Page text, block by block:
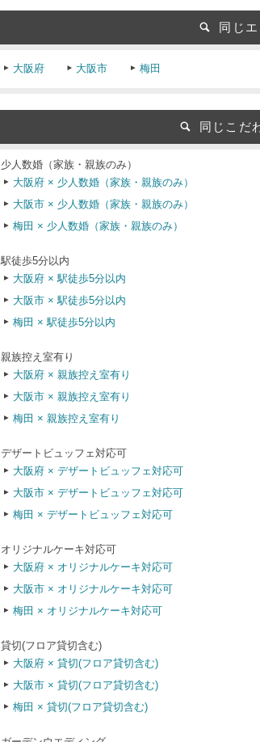
同じ
大阪府 大阪市 梅田
同じこだ
少人数婚（家族・親族のみ）
大阪府 × 少人数婚（家族・親族のみ）
大阪市 × 少人数婚（家族・親族のみ）
梅田 × 少人数婚（家族・親族のみ）
駅徒歩5分以内
大阪府 × 駅徒歩5分以内
大阪市 × 駅徒歩5分以内
梅田 × 駅徒歩5分以内
親族控え室有り
大阪府 × 親族控え室有り
大阪市 × 親族控え室有り
梅田 × 親族控え室有り
デザートビュッフェ対応可
大阪府 × デザートビュッフェ対応可
大阪市 × デザートビュッフェ対応可
梅田 × デザートビュッフェ対応可
オリジナルケーキ対応可
大阪府 × オリジナルケーキ対応可
大阪市 × オリジナルケーキ対応可
梅田 × オリジナルケーキ対応可
貸切(フロア貸切含む)
大阪府 × 貸切(フロア貸切含む)
大阪市 × 貸切(フロア貸切含む)
梅田 × 貸切(フロア貸切含む)